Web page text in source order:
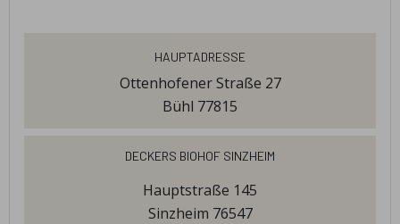
Hauptadresse
Ottenhofener Straße 27
Bühl 77815
Deckers Biohof Sinzheim
Hauptstraße 145
Sinzheim 76547